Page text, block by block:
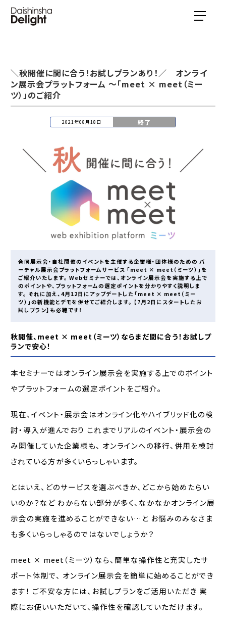
＼秋開催に間に合う！お試しプランあり！／ オンライ
ン展示会プラットフォーム ～「meet × meet（ミー
ツ）」のご紹介
2021年08月18日 終了
合同展示会・自社開催のイベントを主催する企業様・団体様のための バ
ーチャル展示会プラットフォームサービス 「meet × meet（ミーツ）」を
ご紹介いたします。 Webセミナーでは、オンライン展示会を実施する上で
のポイントや、プラットフォームの選定ポイントを分かりやすく説明しま
す。 それに加え、4月12日にアップデートした「meet × meet（ミー
ツ）」の新機能とデモを併せてご紹介します。 【7月2日にスタートしたお
試しプラン】も必聴です！
秋開催、meet × meet（ミーツ）ならまだ間に合う！ お試しプ
ランで安心！
本セミナーではオンライン展示会を実施する上でのポイント
やプラットフォームの選定ポイントをご紹介。
現在、イベント・展示会はオンライン化やハイブリッド化の検
討・導入が進んでおり これまでリアルのイベント・展示会の
み開催していた企業様も、 オンラインへの移行、併用を検討
されている方が多くいらっしゃいます。
とはいえ、どのサービスを選ぶべきか、どこから始めたらい
いのか？など わからない部分が多く、なかなかオンライン展
示会の実施を進めることができない…と お悩みのみなさま
も多くいらっしゃるのではないでしょうか？
meet × meet（ミーツ）なら、簡単な操作性と充実したサ
ポート体制で、 オンライン展示会を簡単に始めることができ
ます！ ご不安な方には、お試しプランをご活用いただき 実
際にお使いいただいて、操作性を確認していただけます。